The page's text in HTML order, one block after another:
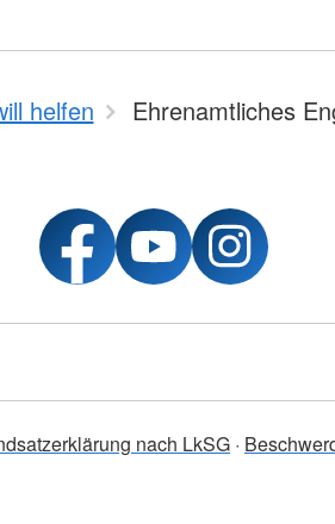
helfen Ehrenamtliches
nach LkSG